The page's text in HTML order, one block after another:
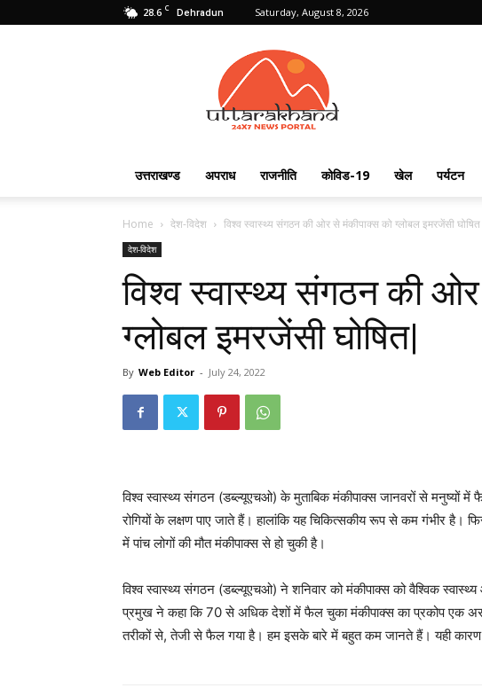
28.6 C Dehradun Saturday, August 8, 2026
Uttarakhand
24X7
उत्तराखण्ड अपराध राजनीति कोविड-19 खेल पर्यटन
Home देश-विदेश विश्‍व स्‍वास्‍थ्‍य संगठन की ओर से मंकीपाक्‍स को ग्‍लोबल इमरजेंसी
देश-विदेश
विश्‍व स्‍वास्‍थ्‍य संगठन की
ग्‍लोबल इमरजेंसी घोषित|
By Web Editor - July 24, 2022
विश्व स्वास्थ्य संगठन (डब्ल्यूएचओ) के मुताबिक मंकीपाक्स जानवरों से मनुष्यों
रोगियों के लक्षण पाए जाते हैं। हालांकि यह चिकित्सकीय रूप से कम गंभीर है।
में पांच लोगों की मौत मंकीपाक्स से हो चुकी है।
विश्व स्वास्थ्य संगठन (डब्ल्यूएचओ) ने शनिवार को मंकीपाक्स को वैश्विक
प्रमुख ने कहा कि 70 से अधिक देशों में फैल चुका मंकीपाक्स का प्रकोप एक
तरीकों से, तेजी से फैल गया है। हम इसके बारे में बहुत कम जानते हैं। यही